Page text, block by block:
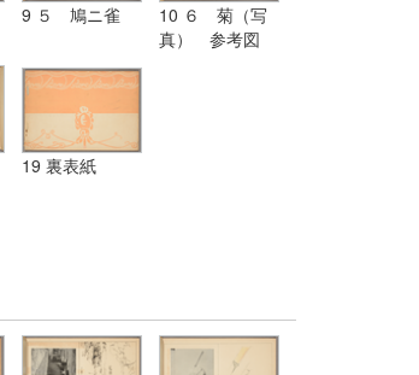
9 ５ 鳩ニ雀
10 ６ 菊（写
真） 参考図
19 裏表紙